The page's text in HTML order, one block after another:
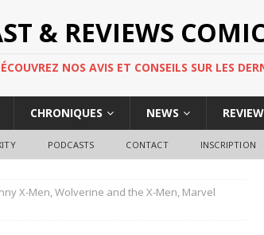
& REVIEWS
NOS AVIS ET CONSEILS SUR LES
CHRONIQUES NEWS
PODCASTS CONTACT INSCRIPTION
X-Men, Wolverine and the X-Men, Marvel